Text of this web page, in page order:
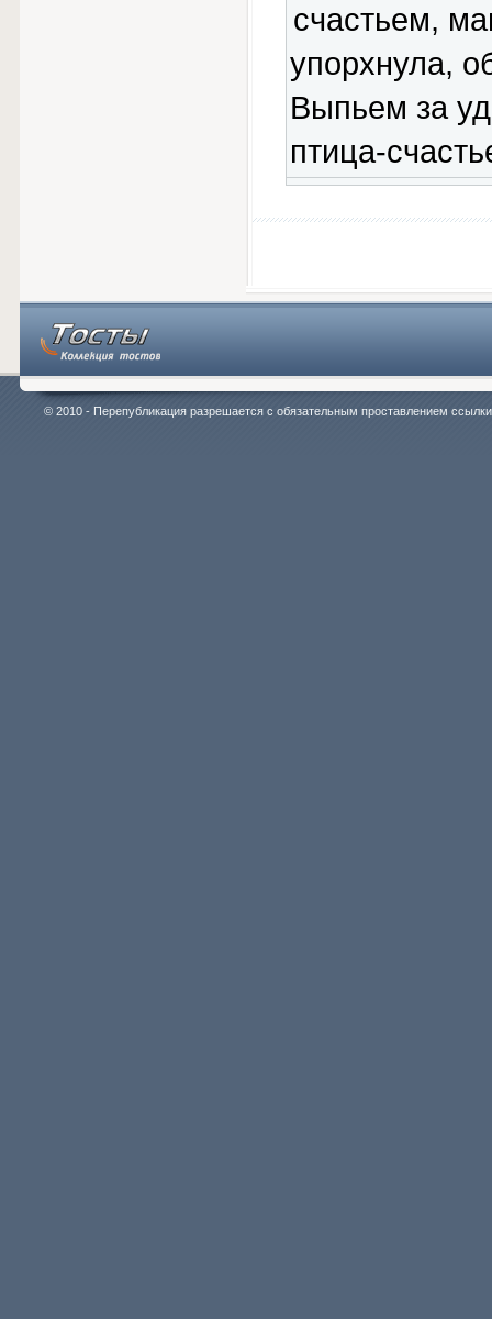
счастьем,
упорхнула,
Выпьем за
птица-
© 2010 - Перепубликация разрешается с обязательным проставлением